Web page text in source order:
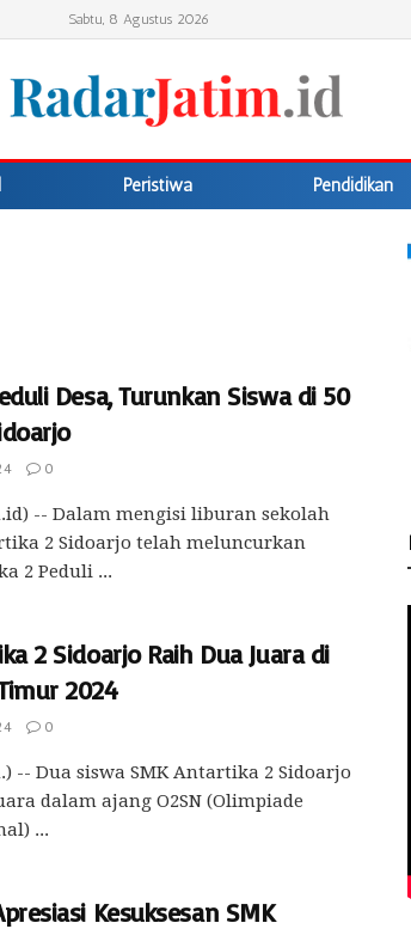
Sabtu, 8 Agustus 2026
Peristiwa Pendidikan
Desa, Turunkan Siswa di 50
0
-- Dalam mengisi liburan sekolah
2 Sidoarjo telah meluncurkan
2 Peduli ...
2 Sidoarjo Raih Dua Juara di
2024
0
-- Dua siswa SMK Antartika 2 Sidoarjo
dalam ajang O2SN (Olimpiade
...
Kesuksesan SMK